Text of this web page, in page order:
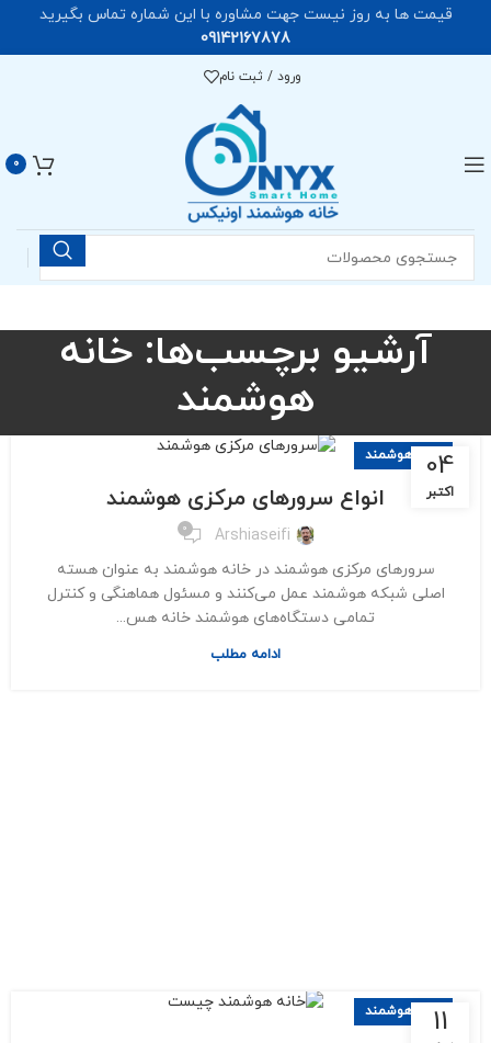
ورود / ثبت نام
0
آرشیو برچسب‌ها: خانه‌
هوشمند
04
اکتبر
خانه هوشمند
انواع سرورهای مرکزی هوشمند
Arshiaseifi
0
سرورهای مرکزی هوشمند در خانه‌ هوشمند به عنوان هسته
اصلی شبکه هوشمند عمل می‌کنند و مسئول هماهنگی و کنترل
تمامی دستگاه‌های هوشمند خانه هس...
ادامه مطلب
11خانه هوشمند
قیمت ها به روز نیست جهت مشاوره با این شماره تماس بگیرید
09142167878